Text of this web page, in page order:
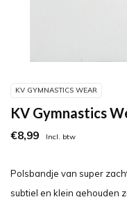
KV GYMNASTICS WEAR
KV Gymnastics
€8,99 Incl. btw
Polsbandje van super
subtiel en klein gehouden